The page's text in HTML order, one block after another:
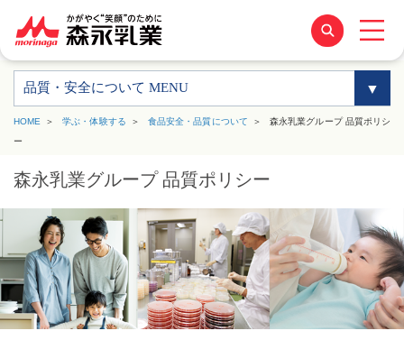
品質・安全について MENU
HOME 学ぶ・体験する 食品安全・品質について
森永乳業グループ 品質ポリシ
ー
森永乳業グループ 品質ポリシー